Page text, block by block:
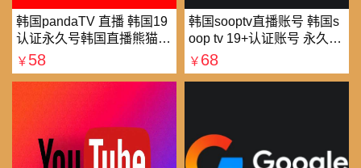
韩国pandaTV 直播 韩国19
认证永久号韩国直播熊猫tv
可改密 一人一号
￥ 58
韩国sooptv直播账号 韩国s
oop tv 19+认证账号 永久使
用
￥ 68